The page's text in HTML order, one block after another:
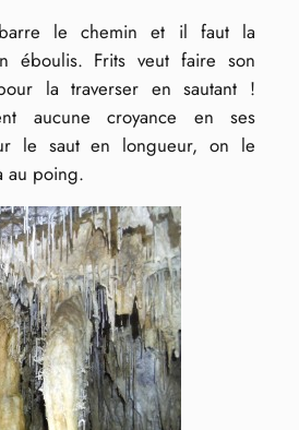
le chemin et il faut la
éboulis. Frits veut faire son
la traverser en sautant !
aucune croyance en ses
le saut en longueur, on le
au poing.